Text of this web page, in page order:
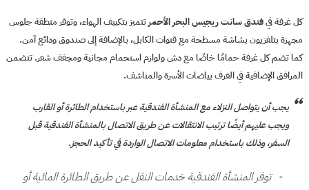
كل غرفة فيفندق سانت ريجيس البحر الأحمر تتميز بتكييف الهواء، وتوفر منطقة جلوس
مجهزة بتلفزيون بشاشة مسطحة مع قنوات الكابل، بالإضافة إلى صندوق ودائع آمن.
كما تضم كل غرفة حمامًا خاصًا مع دش ولوازم استحمام مجانية ومجفف شعر. تتضمن
المرافق الإضافية في الغرف بياضات الأسرة والمناشف.
يجب أن يتواصل النزلاء مع المنشأة الفندقية عبر باستخدام الطائرة أو القارب
ويجب عليهم أيضًا ترتيب الانتقالات عن طريق الاتصال بالمنشأة الفندقية قبل
السفر، وذلك باستخدام معلومات الاتصال الواردة في تأكيد الحجز.
توفر المنشأة الفندقية خدمات النقل عن طريق الطائرة المائية أو